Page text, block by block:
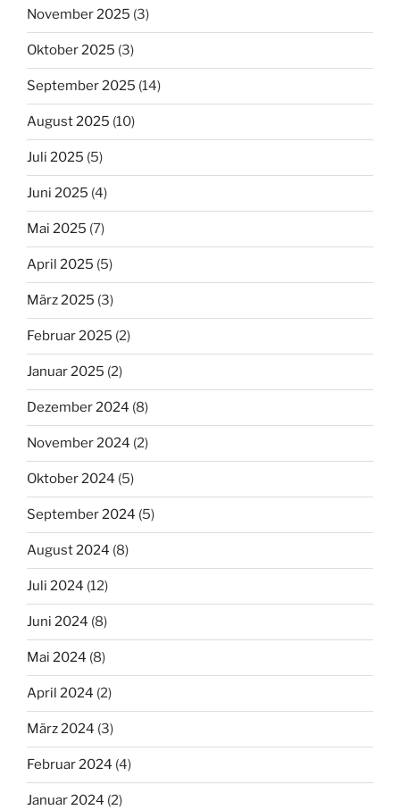
November 2025 (3)
Oktober 2025 (3)
September 2025 (14)
August 2025 (10)
Juli 2025 (5)
Juni 2025 (4)
Mai 2025 (7)
April 2025 (5)
März 2025 (3)
Februar 2025 (2)
Januar 2025 (2)
Dezember 2024 (8)
November 2024 (2)
Oktober 2024 (5)
September 2024 (5)
August 2024 (8)
Juli 2024 (12)
Juni 2024 (8)
Mai 2024 (8)
April 2024 (2)
März 2024 (3)
Februar 2024 (4)
Januar 2024 (2)